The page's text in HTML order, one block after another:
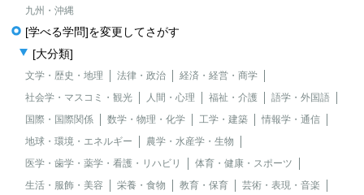
九州・沖縄
[学べる学問]を変更してさがす
[大分類]
文学・歴史・地理 法律・政治
経済・経営・商学
社会学・マスコミ・観光
人間・心理 福祉・介護
語学・外国語
国際・国際関係
数学・物理・化学 工学・建築
情報学・通信
地球・環境・エネルギー
農学・水産学・生物
医学・歯学・薬学・看護・リハビリ
体育・健康・スポーツ
生活・服飾・美容
栄養・食物 教育・保育
芸術・表現・音楽